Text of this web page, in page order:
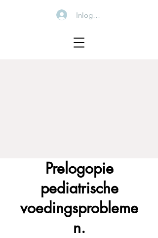
Inloggen
Prelogopie
pediatrische
voedingsprobleme
n.